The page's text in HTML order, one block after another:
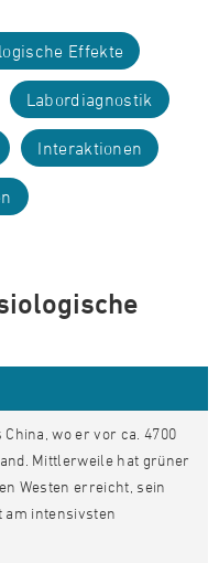
Effekte
Labordiagnostik
Interaktionen
wo er vor ca. 4700
Mittlerweile hat grüner
Westen erreicht, sein
am intensivsten